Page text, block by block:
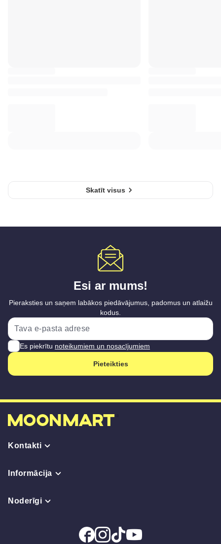
Skatīt visus
Esi ar mums!
Pieraksties un saņem labākos piedāvājumus, padomus un atlaižu
kodus.
Es piekrītu noteikumiem un nosacījumiem
Pieteikties
Kontakti
Informācija
Noderīgi